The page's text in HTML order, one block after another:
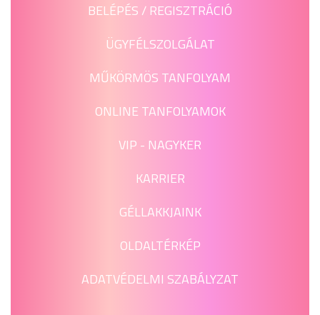
BELÉPÉS / REGISZTRÁCIÓ
ÜGYFÉLSZOLGÁLAT
MŰKÖRMÖS TANFOLYAM
ONLINE TANFOLYAMOK
VIP - NAGYKER
KARRIER
GÉLLAKKJAINK
OLDALTÉRKÉP
ADATVÉDELMI SZABÁLYZAT